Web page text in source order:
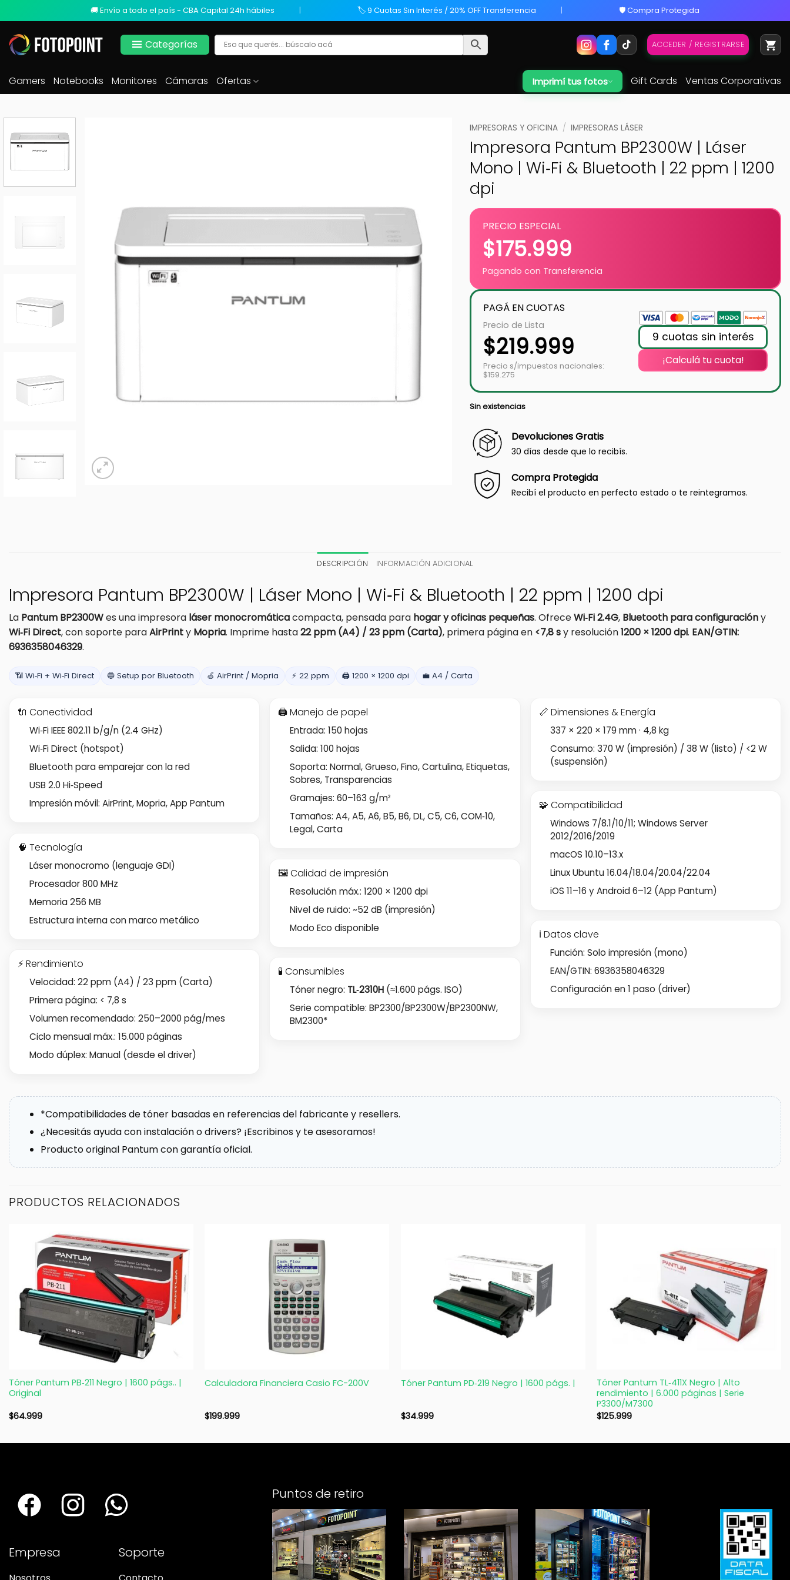
🚚 Envío a todo el país - CBA Capital 24h hábiles 🏷️ 9 Cuotas Sin Interés / 20% OFF Transferencia 🛡️ Compra Protegida
Categorías ACCEDER / REGISTRARSE
Gamers Notebooks Monitores Cámaras Ofertas Imprimí tus fotos Gift Cards Ventas Corporativas
IMPRESORAS Y OFICINA / IMPRESORAS LÁSER
Impresora Pantum BP2300W | Láser
Mono | Wi‑Fi & Bluetooth | 22 ppm | 1200
dpi
PRECIO ESPECIAL
$175.999
Pagando con Transferencia
PAGÁ EN CUOTAS
Precio de Lista
$219.999
Precio s/impuestos nacionales:
$159.275
9 cuotas sin interés
¡Calculá tu cuota!
Sin existencias
Devoluciones Gratis
30 días desde que lo recibís.
Compra Protegida
Recibí el producto en perfecto estado o te reintegramos.
DESCRIPCIÓN INFORMACIÓN ADICIONAL
Impresora Pantum BP2300W | Láser Mono | Wi‑Fi & Bluetooth | 22 ppm | 1200 dpi
La Pantum BP2300Wes una impresora láser monocromáticacompacta, pensada para hogar y oficinas pequeñas. OfreceWi‑Fi 2.4G, Bluetooth para configuracióny
Wi‑Fi Direct, con soporte paraAirPrinty Mopria. Imprime hasta22 ppm (A4) / 23 ppm (Carta), primera página en <7,8 sy resolución1200 × 1200 dpi. EAN/GTIN:
6936358046329.
📶 Wi‑Fi + Wi‑Fi Direct 🔵 Setup por Bluetooth 🍏 AirPrint / Mopria ⚡ 22 ppm 🖨️ 1200 × 1200 dpi 💼 A4 / Carta
🔌 Conectividad
Wi‑Fi IEEE 802.11 b/g/n (2.4 GHz)
Wi‑Fi Direct (hotspot)
Bluetooth para emparejar con la red
USB 2.0 Hi‑Speed
Impresión móvil: AirPrint, Mopria, App Pantum
🧠 Tecnología
Láser monocromo (lenguaje GDI)
Procesador 800 MHz
Memoria 256 MB
Estructura interna con marco metálico
⚡ Rendimiento
Velocidad: 22 ppm (A4) / 23 ppm (Carta)
Primera página: < 7,8 s
Volumen recomendado: 250–2000 pág/mes
Ciclo mensual máx.: 15.000 páginas
Modo dúplex: Manual (desde el driver)
🖨️ Manejo de papel
Entrada: 150 hojas
Salida: 100 hojas
Soporta: Normal, Grueso, Fino, Cartulina, Etiquetas,
Sobres, Transparencias
Gramajes: 60–163 g/m²
Tamaños: A4, A5, A6, B5, B6, DL, C5, C6, COM‑10,
Legal, Carta
🖼️ Calidad de impresión
Resolución máx.: 1200 × 1200 dpi
Nivel de ruido: ~52 dB (impresión)
Modo Eco disponible
🧪 Consumibles
Tóner negro: TL‑2310H (≈1.600 págs. ISO)
Serie compatible: BP2300/BP2300W/BP2300NW,
BM2300*
📏 Dimensiones & Energía
337 × 220 × 179 mm · 4,8 kg
Consumo: 370 W (impresión) / 38 W (listo) / <2 W
(suspensión)
🧩 Compatibilidad
Windows 7/8.1/10/11; Windows Server
2012/2016/2019
macOS 10.10–13.x
Linux Ubuntu 16.04/18.04/20.04/22.04
iOS 11–16 y Android 6–12 (App Pantum)
ℹ️ Datos clave
Función: Solo impresión (mono)
EAN/GTIN: 6936358046329
Configuración en 1 paso (driver)
*Compatibilidades de tóner basadas en referencias del fabricante y resellers.
¿Necesitás ayuda con instalación o drivers? ¡Escribinos y te asesoramos!
Producto original Pantum con garantía oficial.
PRODUCTOS RELACIONADOS
Tóner Pantum PB‑211 Negro | 1600 págs.. |
Original
$64.999
Calculadora Financiera Casio FC-200V
$199.999
Tóner Pantum PD‑219 Negro | 1600 págs. |
$34.999
Tóner Pantum TL‑411X Negro | Alto
rendimiento | 6.000 páginas | Serie
P3300/M7300
$125.999
Empresa Soporte
Puntos de retiro